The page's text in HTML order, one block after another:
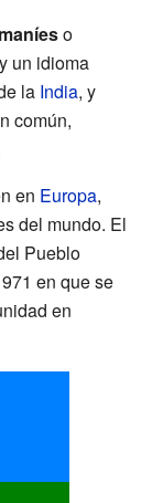
o
un idioma
la India, y
común,
en Europa,
del mundo. El
Pueblo
en que se
en